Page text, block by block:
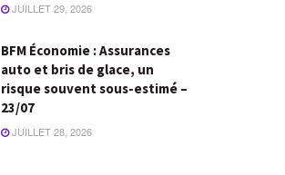
JUILLET 29, 2026
BFM Économie : Assurances
auto et bris de glace, un
risque souvent sous-estimé –
23/07
JUILLET 28, 2026